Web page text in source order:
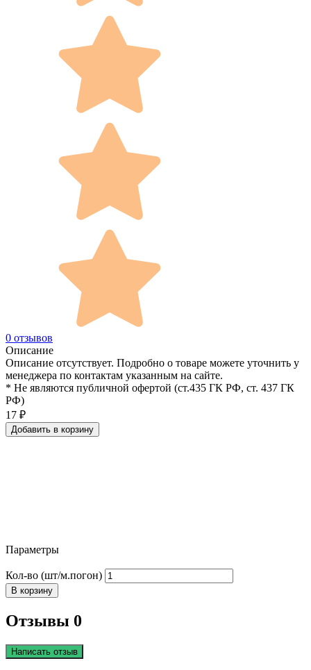
0 отзывов
Описание
Описание отсутствует. Подробно о товаре можете уточнить у
менеджера по контактам указанным на сайте.
* Не являются публичной офертой (ст.435 ГК РФ, cт. 437 ГК
РФ)
17 ₽
Добавить в корзину
Параметры
Кол-во (шт/м.погон)
В корзину
Отзывы 0
Написать отзыв